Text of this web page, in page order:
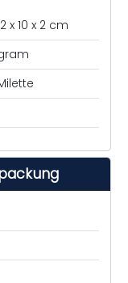
x 10 x 2 cm